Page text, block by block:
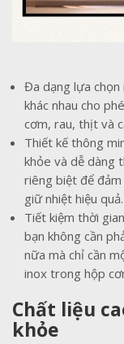
Đa dạng lựa chọn
khác nhau cho
cơm, rau, thịt và
Thiết kế thông
khỏe và dễ dàng
riêng biệt để
giữ nhiệt hiệu quả.
Tiết kiệm thời
bạn không cần
nữa mà chỉ cần
inox trong hộp
Chất liệu
khỏe